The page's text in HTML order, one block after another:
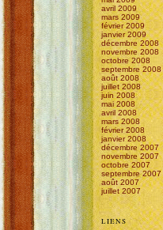
avril 2009
mars 2009
février 2009
janvier 2009
décembre 2008
novembre 2008
octobre 2008
septembre 2008
août 2008
juillet 2008
juin 2008
mai 2008
avril 2008
mars 2008
février 2008
janvier 2008
décembre 2007
novembre 2007
octobre 2007
septembre 2007
août 2007
juillet 2007
LIENS